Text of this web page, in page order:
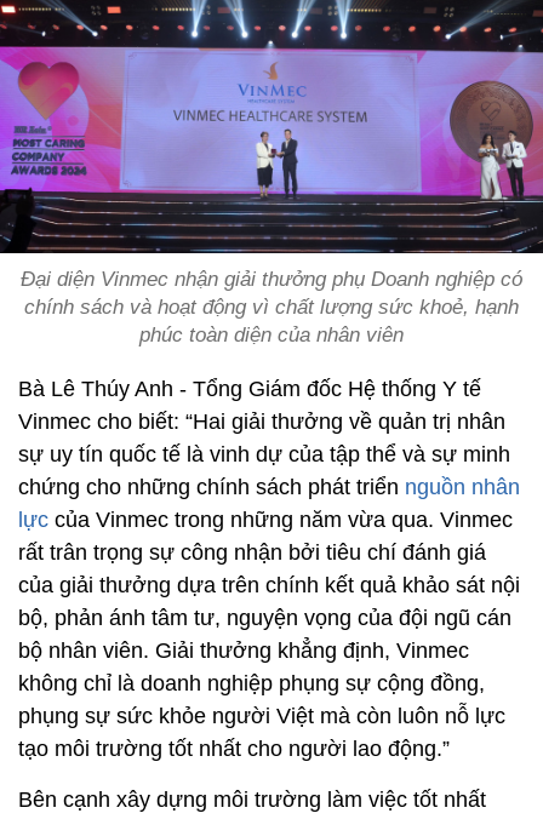
Đại diện Vinmec nhận giải thưởng phụ Doanh nghiệp có
chính sách và hoạt động vì chất lượng sức khoẻ, hạnh
phúc toàn diện của nhân viên
Bà Lê Thúy Anh - Tổng Giám đốc Hệ thống Y tế
Vinmec cho biết: “Hai giải thưởng về quản trị nhân
sự uy tín quốc tế là vinh dự của tập thể và sự minh
chứng cho những chính sách phát triển nguồn nhân
lực của Vinmec trong những năm vừa qua. Vinmec
rất trân trọng sự công nhận bởi tiêu chí đánh giá
của giải thưởng dựa trên chính kết quả khảo sát nội
bộ, phản ánh tâm tư, nguyện vọng của đội ngũ cán
bộ nhân viên. Giải thưởng khẳng định, Vinmec
không chỉ là doanh nghiệp phụng sự cộng đồng,
phụng sự sức khỏe người Việt mà còn luôn nỗ lực
tạo môi trường tốt nhất cho người lao động.”
Bên cạnh xây dựng môi trường làm việc tốt nhất